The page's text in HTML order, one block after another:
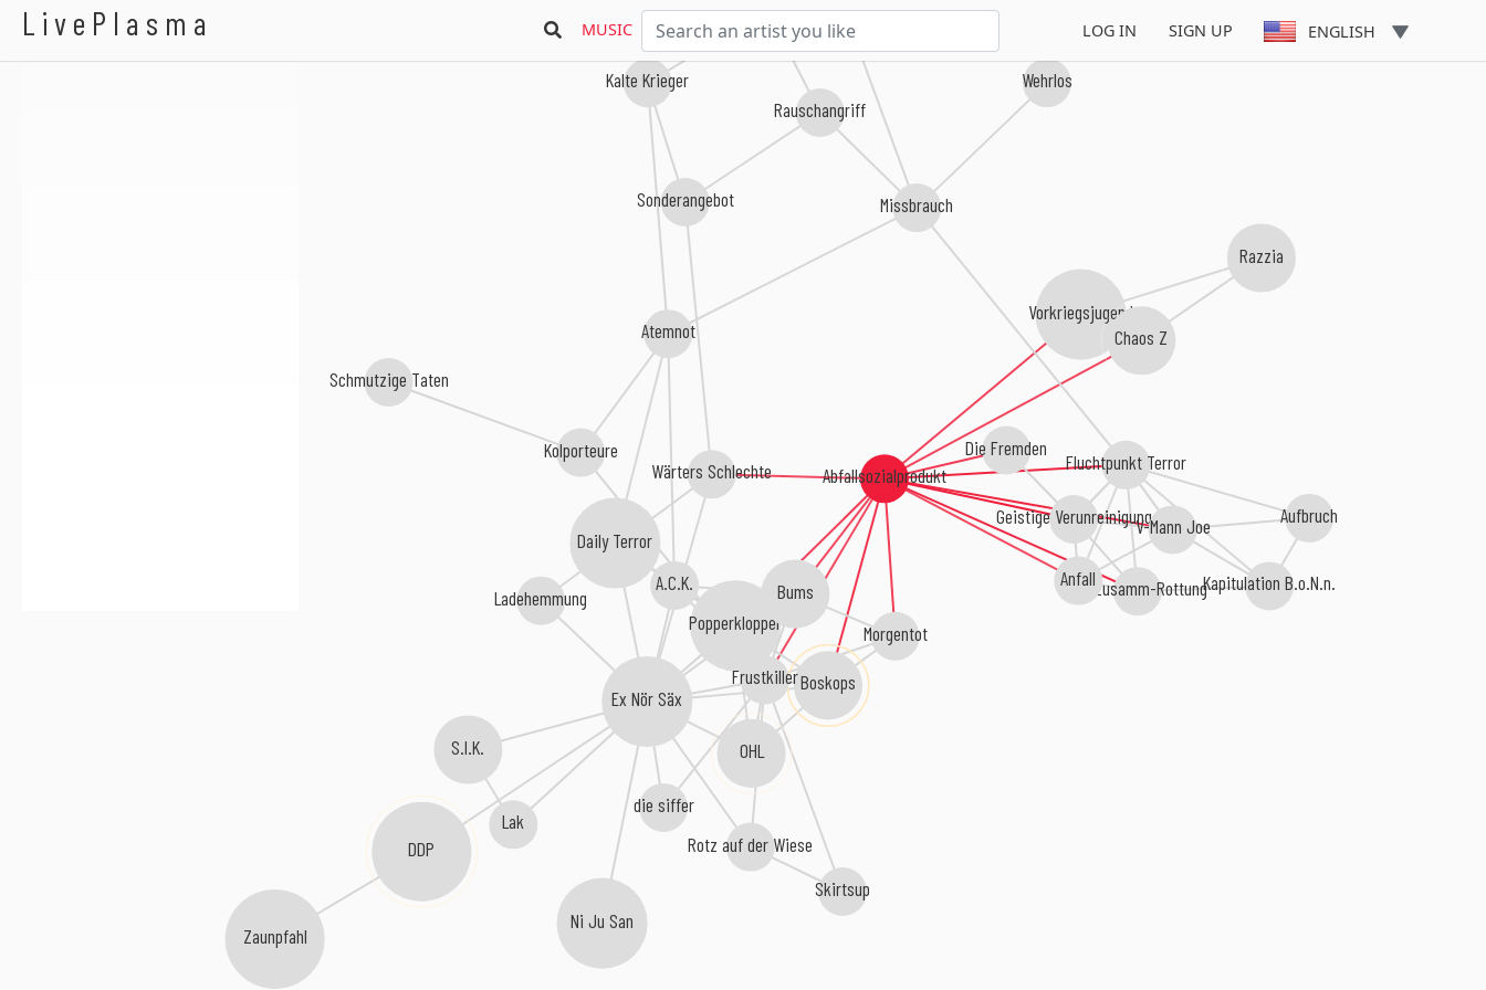
LivePlasma MUSIC LOG IN SIGN UP ENGLISH
Abfallsozialprodukt
Geistige Verunreinigung
Fluchtpunkt Terror
V-Mann Joe
Die Zusamm-Rottung
Boskops
Die Fremden
Popperklopper Morgentot
Vorkriegsjugend
Chaos Z
Bums
Anfall
Wärters Schlechte
Frustkiller
Ex Nör Säx
Ladehemmung
Razzia
A.C.K.
Sonderangebot
OHL
Kalte Krieger
Rotz auf der Wiese
Kolporteure
Atemnot
Schmutzige Taten
Ni Ju San
Daily Terror
die siffer
Kapitulation B.o.N.n.
Lak
Skirtsup
Rauschangriff
Zaunpfahl
Missbrauch
S.I.K.
Aufbruch
DDP
Wehrlos
Abfallsozialprodukt